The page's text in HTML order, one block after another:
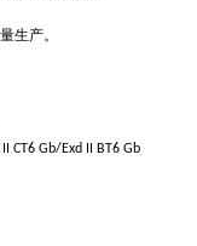
生产。
II CT6 Gb/Exd II BT6 Gb